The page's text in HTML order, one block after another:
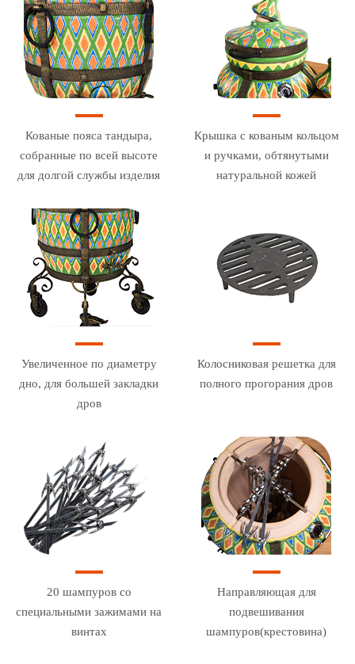
Кованые пояса тандыра,
собранные по всей высоте
для долгой службы изделия
Крышка с кованым кольцом
и ручками, обтянутыми
натуральной кожей
Увеличенное по диаметру
дно, для большей закладки
дров
Колосниковая решетка для
полного прогорания дров
20 шампуров со
специальными зажимами на
винтах
Направляющая для
подвешивания
шампуров(крестовина)